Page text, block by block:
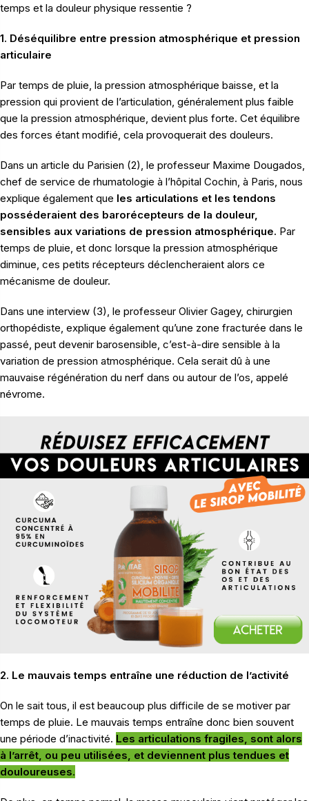
temps et la douleur physique ressentie ?
1. Déséquilibre entre pression atmosphérique et pression
articulaire
Par temps de pluie, la pression atmosphérique baisse, et la
pression qui provient de l’articulation, généralement plus faible
que la pression atmosphérique, devient plus forte. Cet équilibre
des forces étant modifié, cela provoquerait des douleurs.
Dans un article du Parisien (2), le professeur Maxime Dougados,
chef de service de rhumatologie à l’hôpital Cochin, à Paris, nous
explique également que les articulations et les tendons
posséderaient des barorécepteurs de la douleur,
sensibles aux variations de pression atmosphérique. Par
temps de pluie, et donc lorsque la pression atmosphérique
diminue, ces petits récepteurs déclencheraient alors ce
mécanisme de douleur.
Dans une interview (3), le professeur Olivier Gagey, chirurgien
orthopédiste, explique également qu’une zone fracturée dans le
passé, peut devenir barosensible, c’est-à-dire sensible à la
variation de pression atmosphérique. Cela serait dû à une
mauvaise régénération du nerf dans ou autour de l’os, appelé
névrome.
2. Le mauvais temps entraîne une réduction de l’activité
On le sait tous, il est beaucoup plus difficile de se motiver par
temps de pluie. Le mauvais temps entraîne donc bien souvent
une période d’inactivité. Les articulations fragiles, sont alors
à l’arrêt, ou peu utilisées, et deviennent plus tendues et
douloureuses.